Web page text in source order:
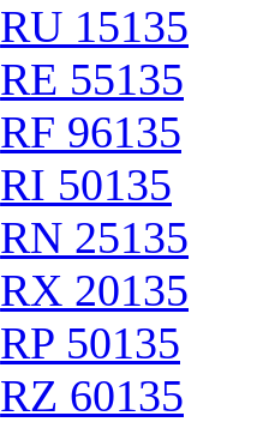
RU 15135
RE 55135
RF 96135
RI 50135
RN 25135
RX 20135
RP 50135
RZ 60135